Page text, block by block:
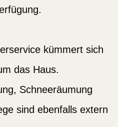
kümmert sich
das Haus.
Schneeräumung
sind ebenfalls extern